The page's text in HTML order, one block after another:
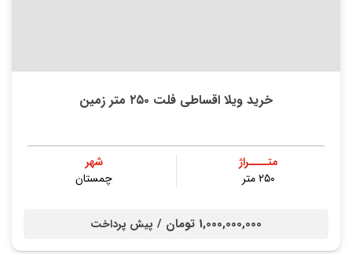
خرید ویلا اقساطی فلت ۲۵۰ متر زمین
متــــراژ
۲۵۰ متر
شهر
چمستان
1,000,000,000 تومان / پیش پرداخت